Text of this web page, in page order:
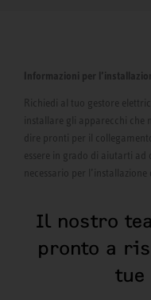
Informazioni per
Richiedi al tuo gestore
installare gli apparecchi
dire pronti per il
essere in grado di aiutarti
necessario per
Il nostro
pronto a
tue